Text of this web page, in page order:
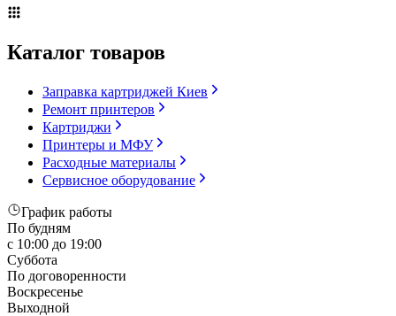
Каталог товаров
Заправка картриджей Киев
Ремонт принтеров
Картриджи
Принтеры и МФУ
Расходные материалы
Сервисное оборудование
График работы
По будням
с 10:00 до 19:00
Суббота
По договоренности
Воскресенье
Выходной